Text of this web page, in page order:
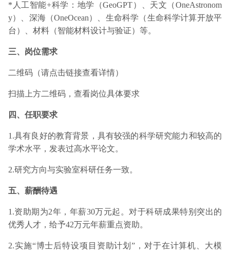
*人工智能+科学：地学（GeoGPT）、天文（OneAstronom
y）、深海（OneOcean）、生命科学（生命科学计算开放平
台）、材料（智能材料设计与验证）等。
三、岗位需求
二维码（请点击链接查看详情）
扫描上方二维码，查看岗位具体要求
四、任职要求
1.具有良好的教育背景，具有较强的科学研究能力和较高的
学术水平，发表过高水平论文。
2.研究方向与实验室科研任务一致。
五、薪酬待遇
1.资助期为2年，年薪30万元起。对于科研成果特别突出的
优秀人才，给予42万元年薪重点资助。
2.实施“博士后特设项目资助计划”，对于在计算机、大模